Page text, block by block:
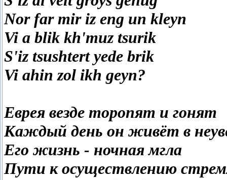
Nor far mir iz eng un kleyn
Vi a blik kh'muz tsurik
S'iz tsushtert yede brik
Vi ahin zol ikh geyn?
Еврея везде торопят и гонят
Каждый день он живёт в
Его жизнь - ночная мгла
Пути к осуществлению